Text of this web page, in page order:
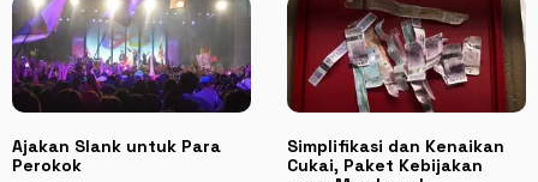
Ajakan Slank untuk Para
Perokok
Simplifikasi dan Kenaikan
Cukai, Paket Kebijakan